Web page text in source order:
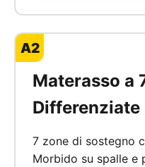
A2
Materasso a
Differenziate
7 zone di sostegno
Morbido su spalle e